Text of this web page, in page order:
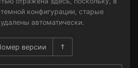
конфигурации, старые
автоматически.
версии